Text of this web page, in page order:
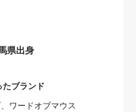
県出身
たブランド
ワードオブマウス